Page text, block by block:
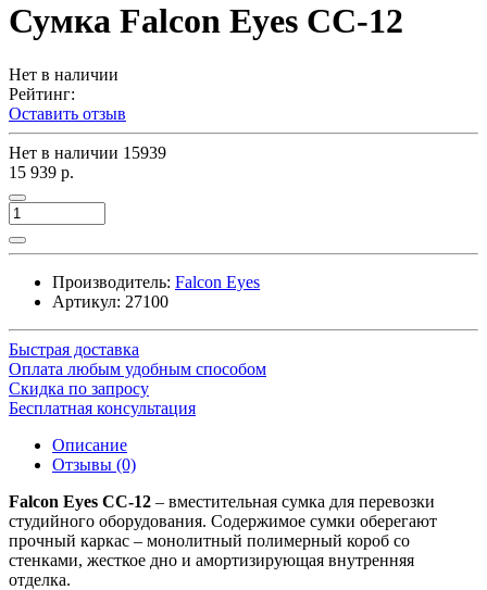
Сумка Falcon Eyes СС-12
Нет в наличии
Рейтинг:
Оставить отзыв
Нет в наличии 15939
15 939 р.
Производитель: Falcon Eyes
Артикул: 27100
Быстрая доставка
Оплата любым удобным способом
Скидка по запросу
Бесплатная консультация
Описание
Отзывы (0)
Falcon Eyes СС-12 – вместительная сумка для перевозки
студийного оборудования. Содержимое сумки оберегают
прочный каркас – монолитный полимерный короб со
стенками, жесткое дно и амортизирующая внутренняя
отделка.